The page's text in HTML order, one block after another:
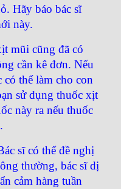
Hãy báo bác sĩ
này.
mũi cũng đã có
cần kê đơn. Nếu
thể làm cho con
sử dụng thuốc xịt
này ra nếu thuốc
sĩ có thể đề nghị
thường, bác sĩ dị
cảm hàng tuần